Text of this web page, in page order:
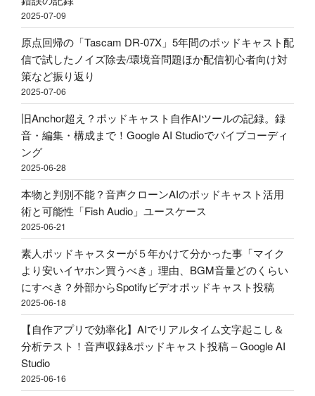
べ
き？
外
部
か
ら
Spotify
ビ
デ
オ
ポ
ッ
ド
キ
ャ
ス
ト
投
稿"
の
ポ
ッ
ド
キ
ャ
ス
ト
投
稿
–
Google
AI
Studio"
の
ポ
ッ
ド
キ
ャ
ス
ト
用
マ
イ
ク
ア
ー
ム
ア
リ
エ
ク
で
買
っ
て
み
2025-07-09
原点回帰の「Tascam DR-07X」5年間のポッドキャスト配
信で試したノイズ除去/環境音問題ほか配信初心者向け対
策など振り返り
2025-07-06
旧Anchor超え？ポッドキャスト自作AIツールの記録。録
音・編集・構成まで！Google AI Studioでバイブコーディ
ング
2025-06-28
本物と判別不能？音声クローンAIのポッドキャスト活用
術と可能性「Fish Audio」ユースケース
2025-06-21
素人ポッドキャスターが５年かけて分かった事「マイク
より安いイヤホン買うべき」理由、BGM音量どのくらい
にすべき？外部からSpotifyビデオポッドキャスト投稿
2025-06-18
【自作アプリで効率化】AIでリアルタイム文字起こし＆
分析テスト！音声収録&ポッドキャスト投稿 – Google AI
Studio
2025-06-16